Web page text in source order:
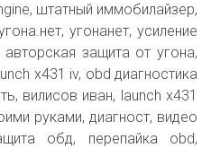
штатный иммобилайзер,
угонанет, усиление
защита от угона,
x431 iv, obd диагностика
вилисов иван, launch x431
руками, диагност, видео
обд, перепайка obd,